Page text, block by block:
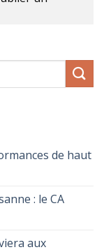
de haut
: le CA
aux